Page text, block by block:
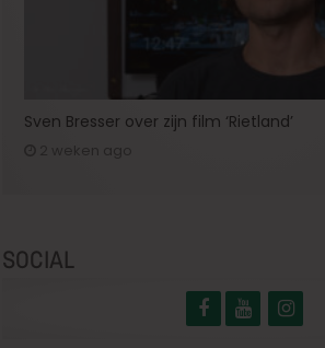
Sven Bresser over zijn film ‘Rietland’
SOCIAL